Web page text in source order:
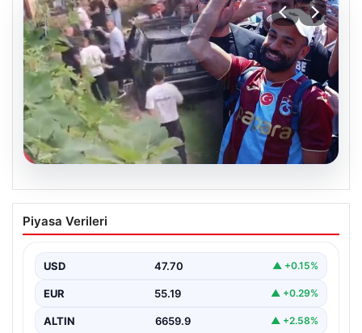
Trabzonlu Teyzenin Mohamed Salah’a
Yönelik Sıcak Yaklaşımı Gülümsetti
Salah, bir reklam filmi çekimi için Trabzon’un Araklı…
Piyasa Verileri
USD 47.70 ▲ +0.15%
EUR 55.19 ▲ +0.29%
ALTIN 6659.9 ▲ +2.58%